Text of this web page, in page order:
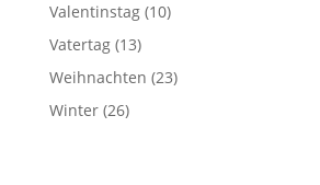
Valentinstag (10)
Vatertag (13)
Weihnachten (23)
Winter (26)